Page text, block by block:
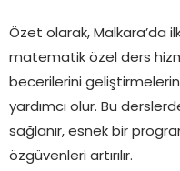
Özet olarak, Malkara’da
matematik özel ders
becerilerini
yardımcı olur. Bu
sağlanır, esnek bir
özgüvenleri artırılır.